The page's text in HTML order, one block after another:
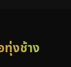
ทุ่งช้าง